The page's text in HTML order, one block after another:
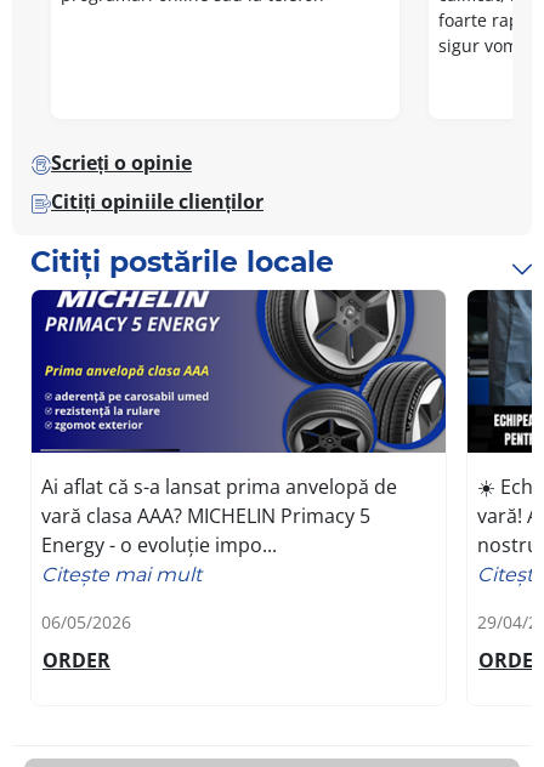
foarte rapid
sigur vom
Scrieți o opinie
Citiți opiniile clienților
Citiți postările locale
Ai aflat că s-a lansat prima anvelopă de
vară clasa AAA? MICHELIN Primacy 5
Energy - o evoluție impo...
Citeşte mai mult
06/05/2026
ORDER
☀️
vară!
nostru
29/04/